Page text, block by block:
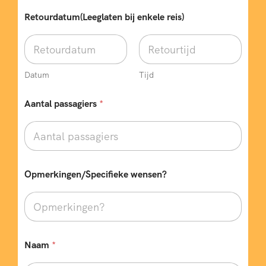
Retourdatum(Leeglaten bij enkele reis)
Datum Tijd
Aantal passagiers *
Opmerkingen/Specifieke wensen?
Naam *